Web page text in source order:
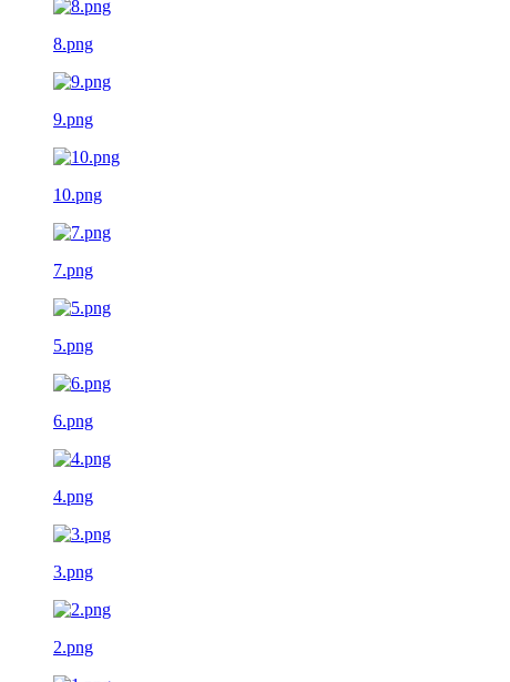
8.png
9.png
10.png
7.png
5.png
6.png
4.png
3.png
2.png